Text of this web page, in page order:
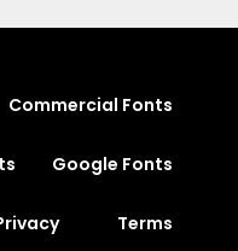
Commercial Fonts
Google Fonts
Terms